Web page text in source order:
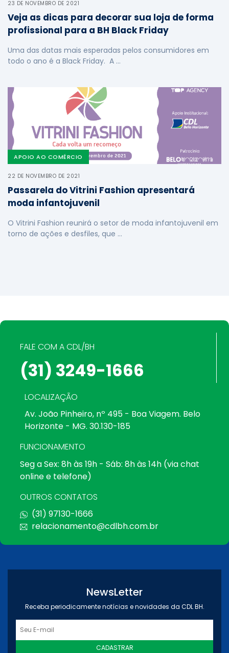
23 DE NOVEMBRO DE 2021
Veja as dicas para decorar sua loja de forma
profissional para a BH Black Friday
Uma das datas mais esperadas pelos consumidores em
todo o ano é a Black Friday. A …
APOIO AO COMÉRCIO
22 DE NOVEMBRO DE 2021
Passarela do Vitrini Fashion apresentará
moda infantojuvenil
O Vitrini Fashion reunirá o setor de moda infantojuvenil em
torno de ações e desfiles, que …
FALE COM A CDL/BH
(31) 3249-1666
LOCALIZAÇÃO
Av. João Pinheiro, nº 495 - Boa Viagem. Belo
Horizonte - MG. 30.130-185
FUNCIONAMENTO
Seg a Sex: 8h às 19h - Sáb: 8h às 14h (via chat
online e telefone)
OUTROS CONTATOS
(31) 97130-1666
relacionamento@cdlbh.com.br
NewsLetter
Receba periodicamente notícias e novidades da CDL BH.
CADASTRAR